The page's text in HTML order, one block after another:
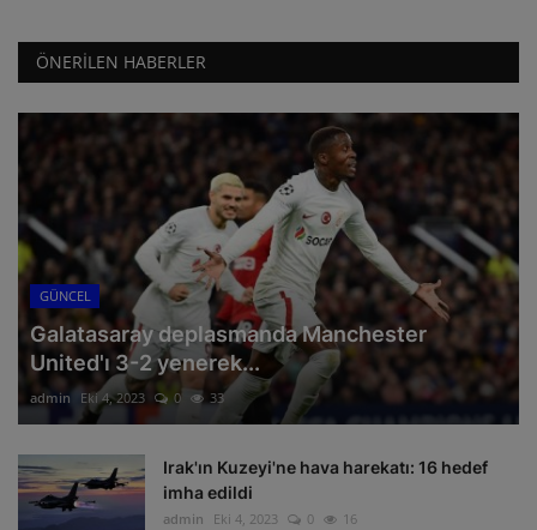
ÖNERILEN HABERLER
GÜNCEL
Galatasaray deplasmanda Manchester
United'ı 3-2 yenerek...
admin Eki 4, 2023 0 33
Irak'ın Kuzeyi'ne hava harekatı: 16 hedef
imha edildi
admin Eki 4, 2023 0 16